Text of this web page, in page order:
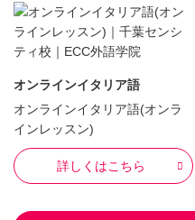
オンラインイタリア語
オンラインイタリア語(オンラ
インレッスン)
詳しくはこちら